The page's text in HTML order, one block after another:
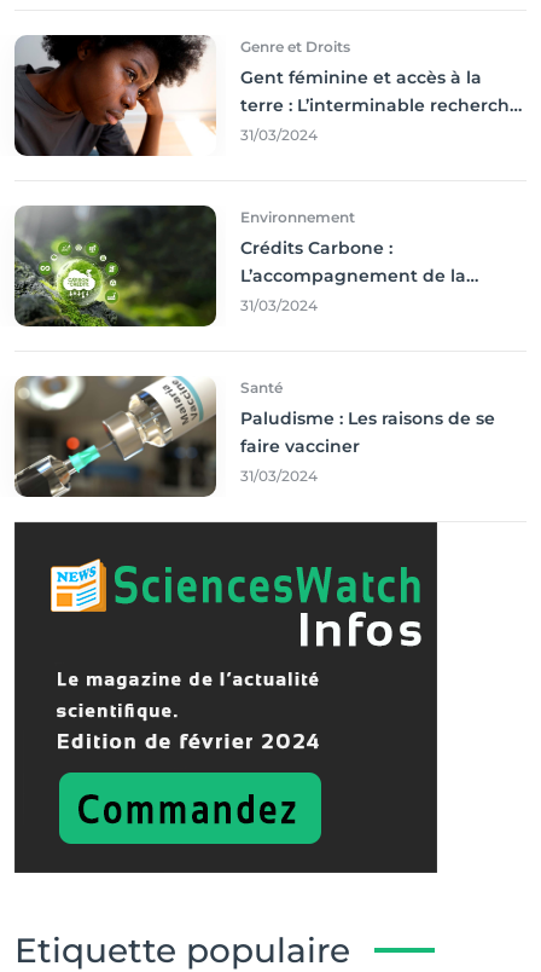
Genre et Droits
Gent féminine et accès à la
terre : L’interminable recherche
des droits
31/03/2024
Environnement
Crédits Carbone :
L’accompagnement de la
Francophonie
31/03/2024
Santé
Paludisme : Les raisons de se
faire vacciner
31/03/2024
Etiquette populaire